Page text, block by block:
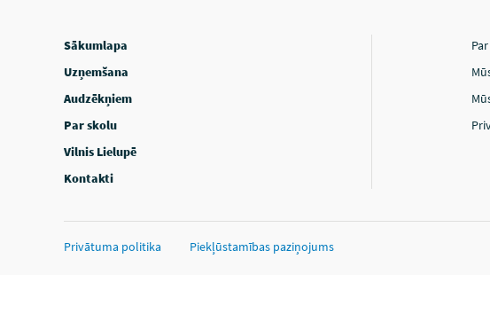
Sākumlapa
Uzņemšana
Audzēkņiem
Par skolu
Vilnis Lielupē
Kontakti
Privātuma politika Piekļūstamības paziņojums